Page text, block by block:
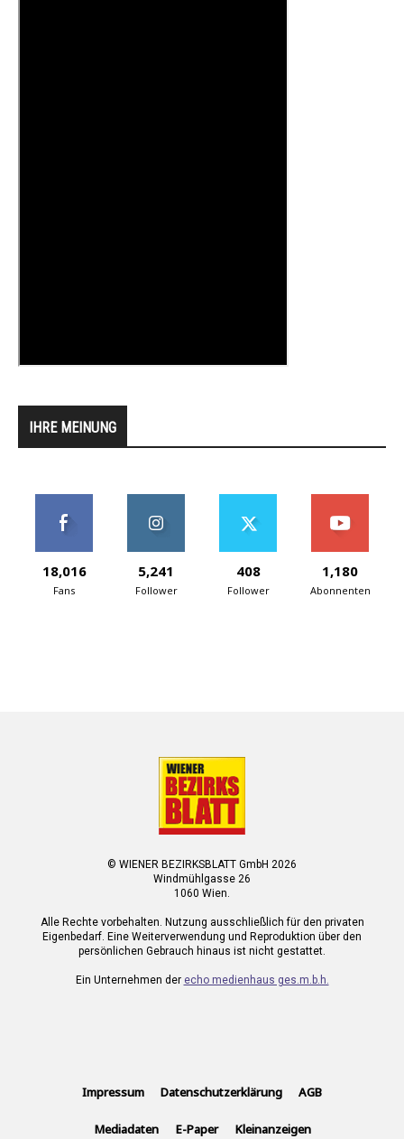
IHRE MEINUNG
18,016
Fans
5,241
Follower
408
Follower
1,180
Abonnenten
© WIENER BEZIRKSBLATT GmbH 2026
Windmühlgasse 26
1060 Wien.
Alle Rechte vorbehalten. Nutzung ausschließlich für den privaten
Eigenbedarf. Eine Weiterverwendung und Reproduktion über den
persönlichen Gebrauch hinaus ist nicht gestattet.
Ein Unternehmen der echo medienhaus ges.m.b.h.
Impressum Datenschutzerklärung AGB
Mediadaten E-Paper Kleinanzeigen